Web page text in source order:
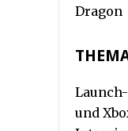
Dragon
und